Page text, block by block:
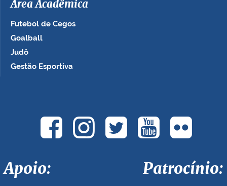
Área Acadêmica
Futebol de Cegos
Goalball
Judô
Gestão Esportiva
Apoio: Patrocínio: